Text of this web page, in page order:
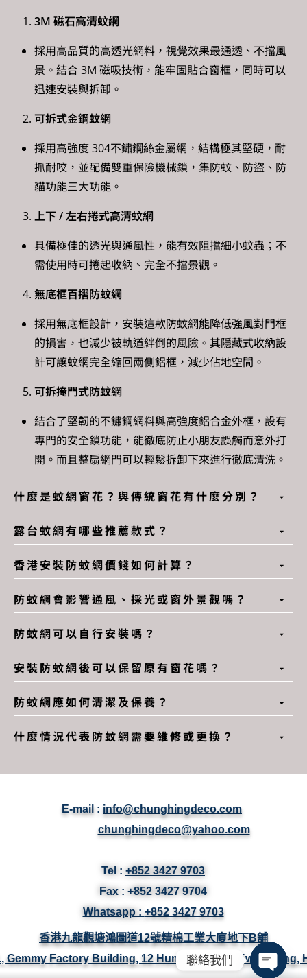
3M 磁石高清蚊網
採用高品質的高透光網料，視覺效果最通透、不擋風
景。結合 3M 磁吸技術，能牢固貼合窗框，同時可以
迅速安裝與拆卸。
可拆式金鋼蚊網
採用高強度 304不鏽鋼絲金屬網，結構極其堅硬，耐
抓耐咬，並配備雙重保險機械鎖，集防蚊、防盜、防
貓功能三大功能。
上下 / 左右捲式高清蚊網
具備極佳的透光與通風性，能有效阻擋細小蚊蟲；不
需使用時可捲起收納、完全不擋景觀。
無底框百摺防蚊網
採用無底框設計，安裝這款防蚊網能降低強風對門框
的損害，也減少被軌道絆倒的風險。其隱藏式收納設
計可讓蚊網完全縮回兩側鋁框，減少佔地空間。
可拆掩門式防蚊網
結合了堅韌的不鏽鋼網料與高強度鋁合金外框，設有
專門的安全鎖功能，能徹底防止小朋友誤觸而意外打
開。而且整扇網門可以輕鬆拆卸下來進行徹底清洗。
什麼是蚊網窗花？與傳統窗花有什麼分別？
露台蚊網有哪些推薦款式？
香港安裝防蚊網價錢如何計算？
防蚊網會影響通風、採光或窗外景觀嗎？
防蚊網可以自行安裝嗎？
安裝防蚊網後可以保留原有窗花嗎？
防蚊網應如何清潔及保養？
什麼情況代表防蚊網需要維修或更換？
E-mail : info@chunghingdeco.com
chunghingdeco@yahoo.com
Tel : +852 3427 9703
Fax : +852 3427 9704
Whatsapp : +852 3427 9703
香港九龍觀塘鴻圖道12號精棉工業大廈地下B舖
Gemmy Factory Building, 12 Hung To Road, Kwun Tong,
聯絡我們